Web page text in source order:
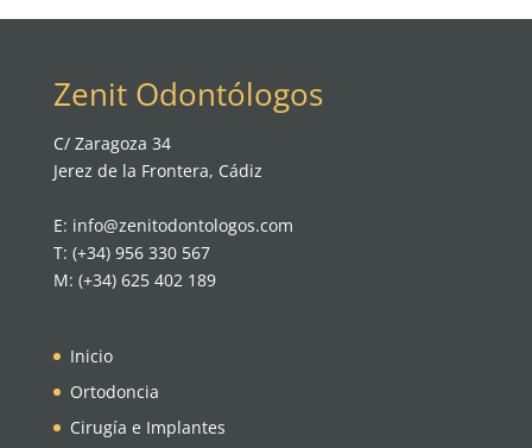
Zenit Odontólogos
C/ Zaragoza 34
Jerez de la Frontera, Cádiz
E: info@zenitodontologos.com
T: (+34) 956 330 567
M: (+34) 625 402 189
Inicio
Ortodoncia
Cirugía e Implantes